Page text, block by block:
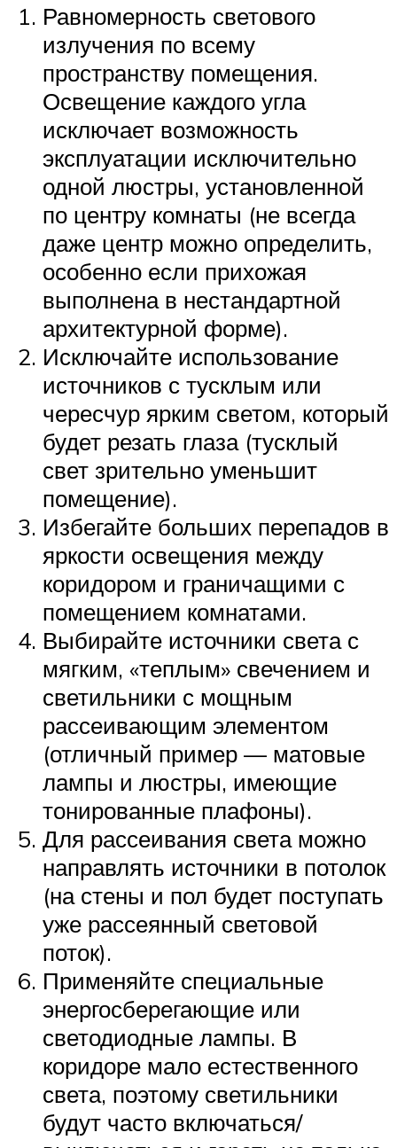
Равномерность светового
излучения по всему
пространству помещения.
Освещение каждого угла
исключает возможность
эксплуатации исключительно
одной люстры, установленной
по центру комнаты (не всегда
даже центр можно определить,
особенно если прихожая
выполнена в нестандартной
архитектурной форме).
Исключайте использование
источников с тусклым или
чересчур ярким светом, который
будет резать глаза (тусклый
свет зрительно уменьшит
помещение).
Избегайте больших перепадов в
яркости освещения между
коридором и граничащими с
помещением комнатами.
Выбирайте источники света с
мягким, «теплым» свечением и
светильники с мощным
рассеивающим элементом
(отличный пример — матовые
лампы и люстры, имеющие
тонированные плафоны).
Для рассеивания света можно
направлять источники в потолок
(на стены и пол будет поступать
уже рассеянный световой
поток).
Применяйте специальные
энергосберегающие или
светодиодные лампы. В
коридоре мало естественного
света, поэтому светильники
будут часто включаться/